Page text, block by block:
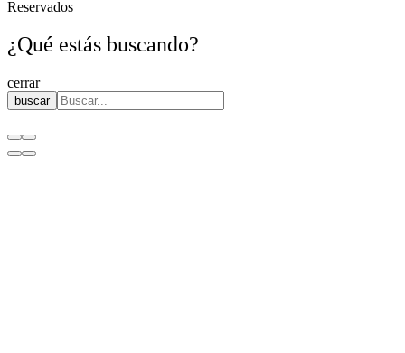
Reservados
¿Qué estás buscando?
cerrar
buscar